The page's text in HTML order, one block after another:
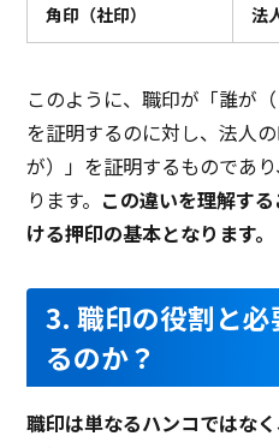
角印（社印） 法
このように、職印が「誰が
を証明するのに対し、法人
が）」を証明するものであ
ります。 この違いを理解す
ける押印の基本となります。
3. 職印の役割と
るのか？
職印は単なるハンコではな